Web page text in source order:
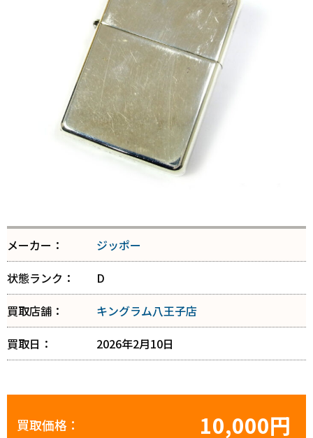
メーカー：
ジッポー
状態ランク：
D
買取店舗：
キングラム八王子店
買取日：
2026年2月10日
買取価格： 10,000円